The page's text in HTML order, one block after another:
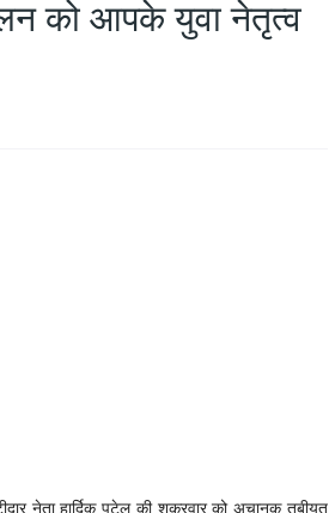
को आपके युवा नेतृत्व
नेता हार्दिक पटेल की शुक्रवार को अचानक तबीयत